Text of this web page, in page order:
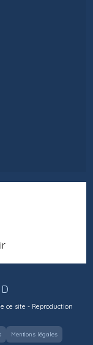
ce site - Reproduction
Mentions légales